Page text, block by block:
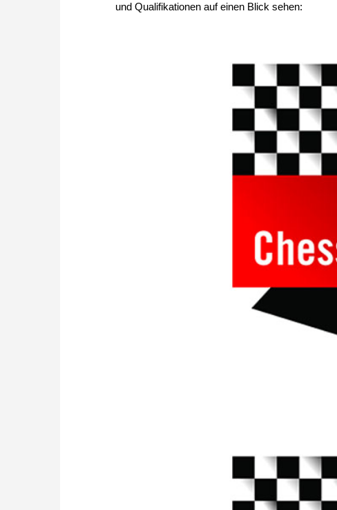
und Qualifikationen auf einen Blick sehen: